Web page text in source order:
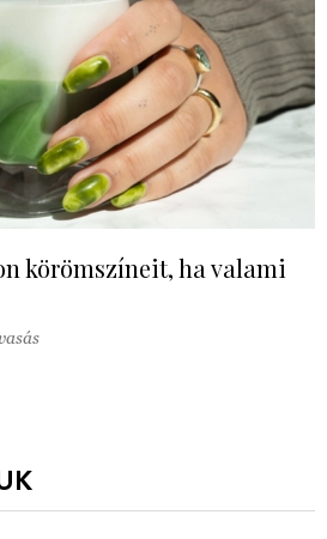
körömszíneit, ha valami